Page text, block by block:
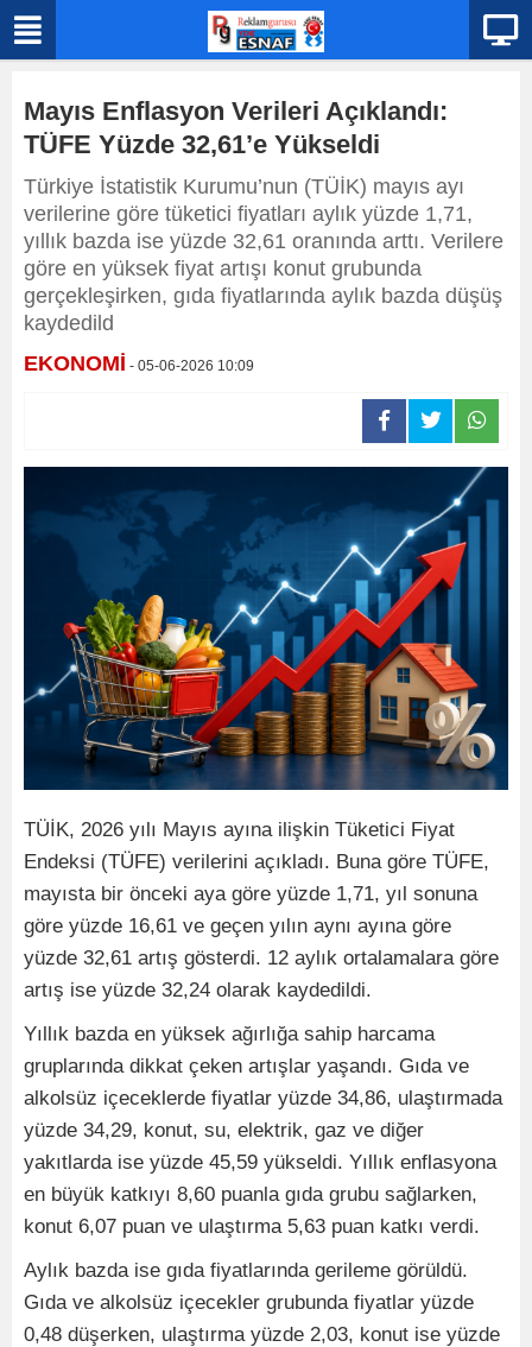
Mayıs Enflasyon Verileri Açıklandı:
TÜFE Yüzde 32,61’e Yükseldi
Türkiye İstatistik Kurumu’nun (TÜİK) mayıs ayı
verilerine göre tüketici fiyatları aylık yüzde 1,71,
yıllık bazda ise yüzde 32,61 oranında arttı. Verilere
göre en yüksek fiyat artışı konut grubunda
gerçekleşirken, gıda fiyatlarında aylık bazda düşüş
kaydedild
EKONOMİ - 05-06-2026 10:09
TÜİK, 2026 yılı Mayıs ayına ilişkin Tüketici Fiyat
Endeksi (TÜFE) verilerini açıkladı. Buna göre TÜFE,
mayısta bir önceki aya göre yüzde 1,71, yıl sonuna
göre yüzde 16,61 ve geçen yılın aynı ayına göre
yüzde 32,61 artış gösterdi. 12 aylık ortalamalara göre
artış ise yüzde 32,24 olarak kaydedildi.
Yıllık bazda en yüksek ağırlığa sahip harcama
gruplarında dikkat çeken artışlar yaşandı. Gıda ve
alkolsüz içeceklerde fiyatlar yüzde 34,86, ulaştırmada
yüzde 34,29, konut, su, elektrik, gaz ve diğer
yakıtlarda ise yüzde 45,59 yükseldi. Yıllık enflasyona
en büyük katkıyı 8,60 puanla gıda grubu sağlarken,
konut 6,07 puan ve ulaştırma 5,63 puan katkı verdi.
Aylık bazda ise gıda fiyatlarında gerileme görüldü.
Gıda ve alkolsüz içecekler grubunda fiyatlar yüzde
0,48 düşerken, ulaştırma yüzde 2,03, konut ise yüzde